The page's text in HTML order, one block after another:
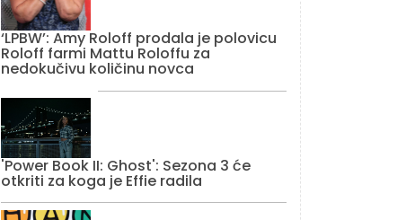
‘LPBW’: Amy Roloff prodala je polovicu
Roloff farmi Mattu Roloffu za
nedokučivu količinu novca
'Power Book II: Ghost': Sezona 3 će
otkriti za koga je Effie radila